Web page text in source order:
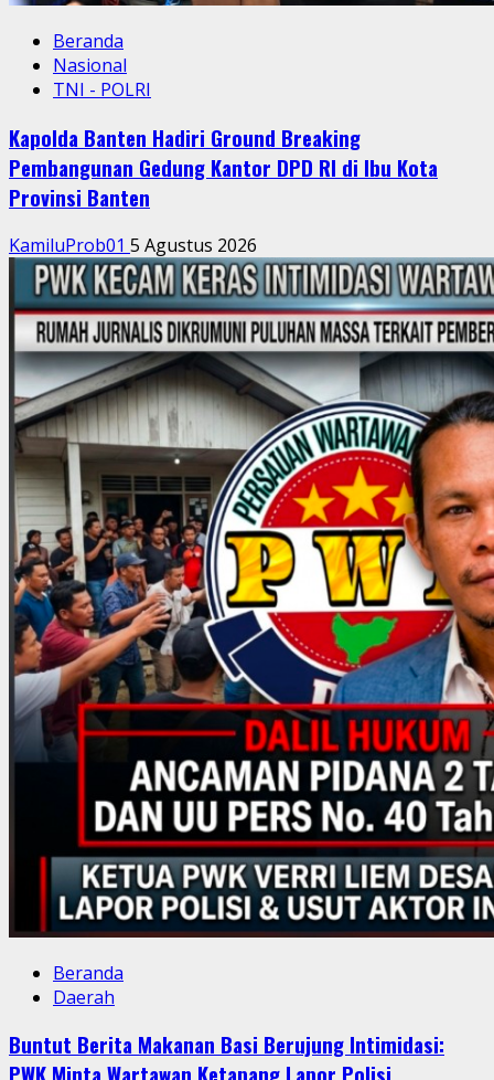
Beranda
Nasional
TNI - POLRI
Kapolda Banten Hadiri Ground Breaking
Pembangunan Gedung Kantor DPD RI di Ibu Kota
Provinsi Banten
KamiluProb01 5 Agustus 2026
Beranda
Daerah
Buntut Berita Makanan Basi Berujung Intimidasi: